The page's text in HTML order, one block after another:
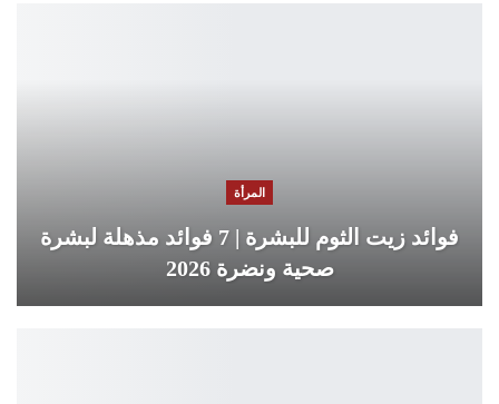
المرأة
فوائد زيت الثوم للبشرة | 7 فوائد مذهلة لبشرة
صحية ونضرة 2026